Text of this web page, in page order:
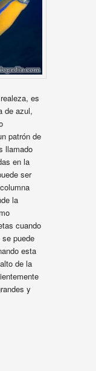
es
de azul,
patrón de
llamado
en la
ser
la
cuando
puede
esta
de la
y